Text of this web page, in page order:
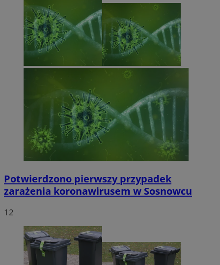
Potwierdzono pierwszy przypadek
zarażenia koronawirusem w Sosnowcu
12